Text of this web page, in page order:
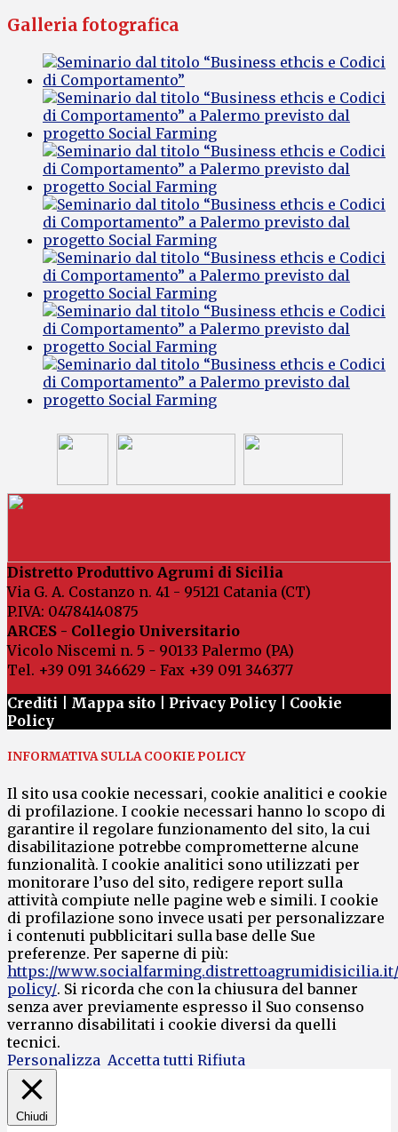
Galleria fotografica
Distretto Produttivo Agrumi di Sicilia
Via G. A. Costanzo n. 41 - 95121 Catania (CT)
P.IVA: 04784140875
ARCES - Collegio Universitario
Vicolo Niscemi n. 5 - 90133 Palermo (PA)
Tel. +39 091 346629 - Fax +39 091 346377
Crediti | Mappa sito Privacy Policy
Cookie
Policy
INFORMATIVA SULLA COOKIE POLICY
Il sito usa cookie necessari, cookie analitici e cookie
di profilazione. I cookie necessari hanno lo scopo di
garantire il regolare funzionamento del sito, la cui
disabilitazione potrebbe comprometterne alcune
funzionalità. I cookie analitici sono utilizzati per
monitorare l’uso del sito, redigere report sulla
attività compiute nelle pagine web e simili. I cookie
di profilazione sono invece usati per personalizzare
i contenuti pubblicitari sulla base delle Sue
preferenze. Per saperne di più:
https://
policy/. Si ricorda che con la chiusura del banner
senza aver previamente espresso il Suo consenso
verranno disabilitati i cookie diversi da quelli
tecnici.
Personalizza Accetta tutti Rifiuta
Chiudi